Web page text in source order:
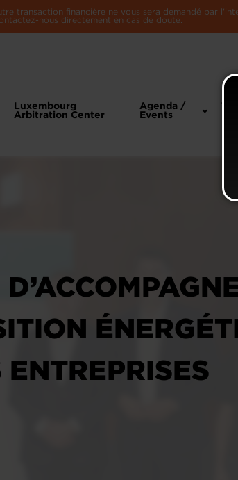
transaction financière ne vous sera demandé par
nous directement en cas de doute.
Luxembourg
Arbitration Center
Agenda /
Events